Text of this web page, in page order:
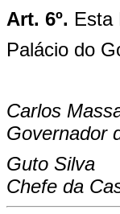
Art. 6º. Esta
Palácio do
Carlos
Governador
Guto Silva
Chefe da